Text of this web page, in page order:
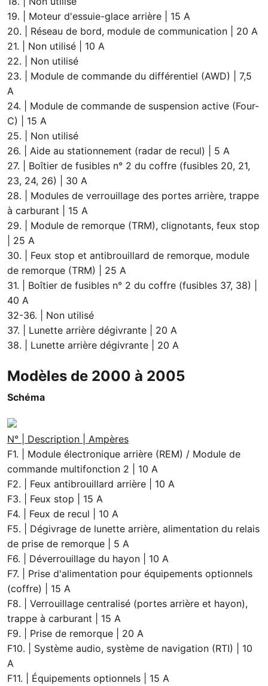
19. | Moteur d'essuie-glace arrière | 15 A
20. | Réseau de bord, module de communication | 20 A
21. | Non utilisé | 10 A
22. | Non utilisé
23. | Module de commande du différentiel (AWD) | 7,5
A
24. | Module de commande de suspension active (Four-
C) | 15 A
25. | Non utilisé
26. | Aide au stationnement (radar de recul) | 5 A
27. | Boîtier de fusibles n° 2 du coffre (fusibles 20, 21,
23, 24, 26) | 30 A
28. | Modules de verrouillage des portes arrière, trappe
à carburant | 15 A
29. | Module de remorque (TRM), clignotants, feux stop
| 25 A
30. | Feux stop et antibrouillard de remorque, module
de remorque (TRM) | 25 A
31. | Boîtier de fusibles n° 2 du coffre (fusibles 37, 38) |
40 A
32-36. | Non utilisé
37. | Lunette arrière dégivrante | 20 A
38. | Lunette arrière dégivrante | 20 A
Modèles de 2000 à 2005
Schéma
N° | Description | Ampères
F1. | Module électronique arrière (REM) / Module de
commande multifonction 2 | 10 A
F2. | Feux antibrouillard arrière | 10 A
F3. | Feux stop | 15 A
F4. | Feux de recul | 10 A
F5. | Dégivrage de lunette arrière, alimentation du relais
de prise de remorque | 5 A
F6. | Déverrouillage du hayon | 10 A
F7. | Prise d'alimentation pour équipements optionnels
(coffre) | 15 A
F8. | Verrouillage centralisé (portes arrière et hayon),
trappe à carburant | 15 A
F9. | Prise de remorque | 20 A
F10. | Système audio, système de navigation (RTI) | 10
A
F11. | Équipements optionnels | 15 A